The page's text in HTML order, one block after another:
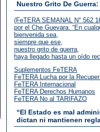
Nuestro Grito De
(FeTERA SEMANAL N° 562
por el Che Guevara. “En
bienvenida sea,
siempre que ese,
nuestro grito de guerra,
haya llegado hasta un oído
Suplementos FeTERA
FeTERA Lucha por la
FeTERA Internacional
FeTERA Derechos Humanos
FeTERA No al TARIFAZO
“El Estado es mal
dictan ni mantienen